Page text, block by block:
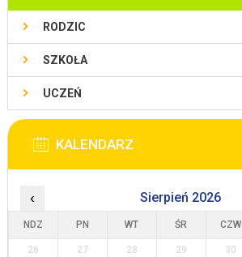
RODZIC
SZKOŁA
UCZEŃ
KALENDARZ
‹ Sierpień 2026
NDZ PN WT ŚR CZW
26 27 28 29 30